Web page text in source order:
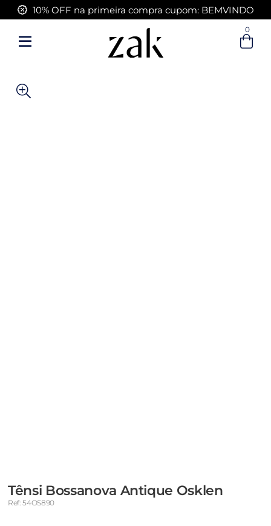
Entre com email ou cpf/cnpj
10% OFF na primeira compra cupom: BEMVINDO
FRETE GRÁTIS acima de R$ 399,00
0
Tênsi Bossanova Antique Osklen
Ref: 54OS890